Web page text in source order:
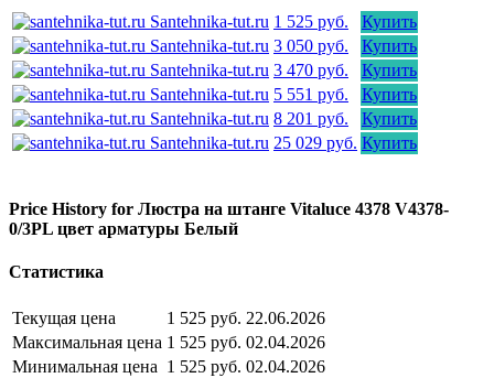
Santehnika-tut.ru 1 525 руб.
Купить
Santehnika-tut.ru 3 050 руб.
Купить
Santehnika-tut.ru 3 470 руб.
Купить
Santehnika-tut.ru 5 551 руб.
Купить
Santehnika-tut.ru 8 201 руб.
Купить
Santehnika-tut.ru 25 029 руб. Купить
Price History for Люстра на штанге Vitaluce 4378 V4378-
0/3PL цвет арматуры Белый
Статистика
Текущая цена 1 525 руб. 22.06.2026
Максимальная цена 1 525 руб. 02.04.2026
Минимальная цена 1 525 руб. 02.04.2026